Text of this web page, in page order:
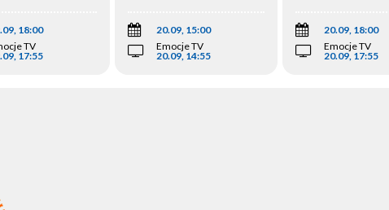
18:00
TV
17:55
20.09, 15:00
Emocje TV
20.09, 14:55
20.09, 18:00
Emocje TV
20.09, 17:55